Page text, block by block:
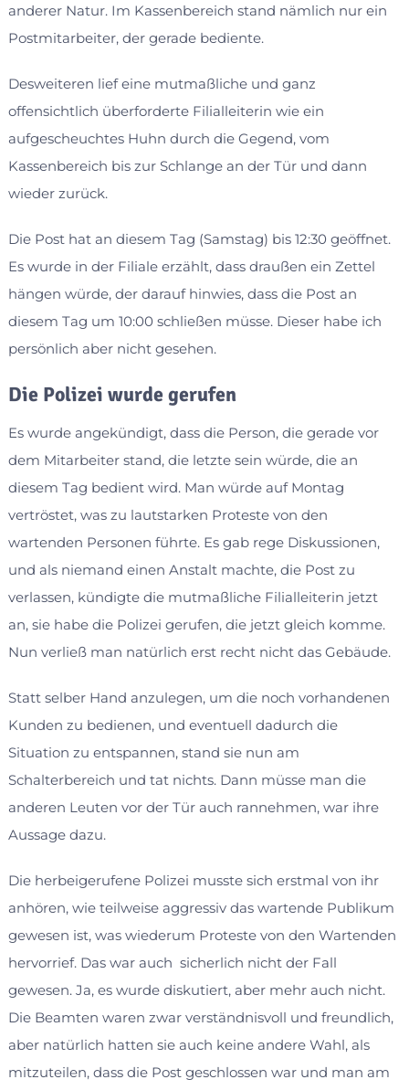
anderer Natur. Im Kassenbereich stand nämlich nur ein
Postmitarbeiter, der gerade bediente.
Desweiteren lief eine mutmaßliche und ganz
offensichtlich überforderte Filialleiterin wie ein
aufgescheuchtes Huhn durch die Gegend, vom
Kassenbereich bis zur Schlange an der Tür und dann
wieder zurück.
Die Post hat an diesem Tag (Samstag) bis 12:30 geöffnet.
Es wurde in der Filiale erzählt, dass draußen ein Zettel
hängen würde, der darauf hinwies, dass die Post an
diesem Tag um 10:00 schließen müsse. Dieser habe ich
persönlich aber nicht gesehen.
Die Polizei wurde gerufen
Es wurde angekündigt, dass die Person, die gerade vor
dem Mitarbeiter stand, die letzte sein würde, die an
diesem Tag bedient wird. Man würde auf Montag
vertröstet, was zu lautstarken Proteste von den
wartenden Personen führte. Es gab rege Diskussionen,
und als niemand einen Anstalt machte, die Post zu
verlassen, kündigte die mutmaßliche Filialleiterin jetzt
an, sie habe die Polizei gerufen, die jetzt gleich komme.
Nun verließ man natürlich erst recht nicht das Gebäude.
Statt selber Hand anzulegen, um die noch vorhandenen
Kunden zu bedienen, und eventuell dadurch die
Situation zu entspannen, stand sie nun am
Schalterbereich und tat nichts. Dann müsse man die
anderen Leuten vor der Tür auch rannehmen, war ihre
Aussage dazu.
Die herbeigerufene Polizei musste sich erstmal von ihr
anhören, wie teilweise aggressiv das wartende Publikum
gewesen ist, was wiederum Proteste von den Wartenden
hervorrief. Das war auch sicherlich nicht der Fall
gewesen. Ja, es wurde diskutiert, aber mehr auch nicht.
Die Beamten waren zwar verständnisvoll und freundlich,
aber natürlich hatten sie auch keine andere Wahl, als
mitzuteilen, dass die Post geschlossen war und man am